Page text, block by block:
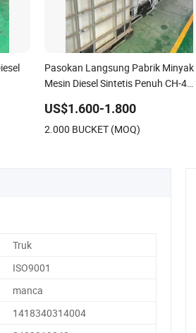
Pasokan Langsung Pabrik Minyak
Mesin Diesel Sintetis Penuh CH-4
US$1.600-1.800
2.000 BUCKET (MOQ)
Truk
ISO9001
manca
1418340314004